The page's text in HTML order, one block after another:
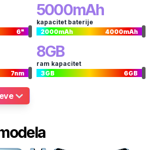
6"
5000mAh
kapacitet baterije
2000mAh 4000mAh
7nm
8GB
ram kapacitet
3GB 6GB